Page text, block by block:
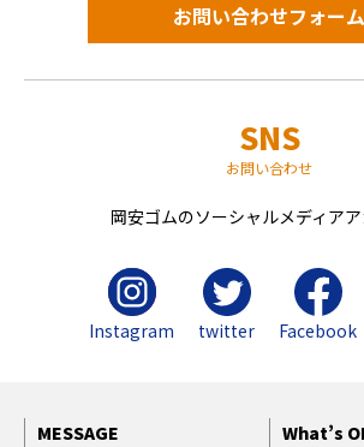
お問い合わせフォーム
SNS
お問い合わせ
岡安ゴムのソーシャルメディア
Instagram twitter Facebook
MESSAGE What’s